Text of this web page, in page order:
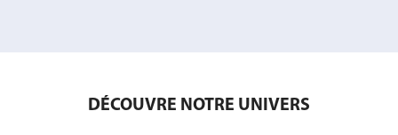
DÉCOUVRE NOTRE UNIVERS